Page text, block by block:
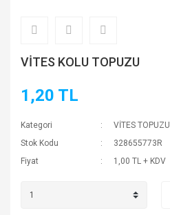
VİTES KOLU TOPUZU
1,20 TL
Kategori
VİTES TOPUZU
Stok Kodu
328655773R
Fiyat
1,00 TL + KDV